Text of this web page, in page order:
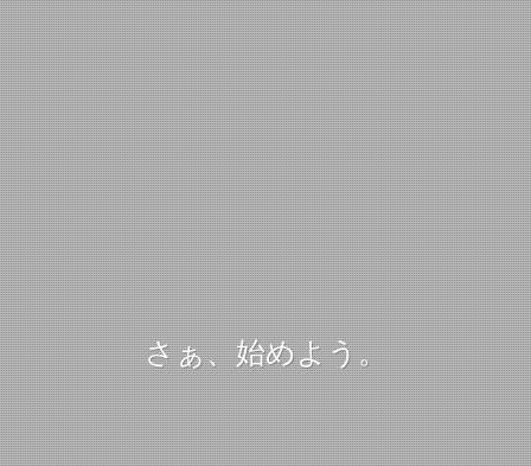
さぁ、始めよう。